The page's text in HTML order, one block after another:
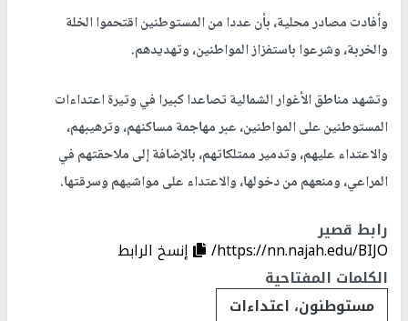
وأفادت مصادر محلية، بأن عددا من المستوطنين اقتحموا الخلة
والخربة، وشرعوا باستفزاز المواطنين، وتهديدهم.
وتشهد مناطق الأغوار الشمالية تصاعدا كبيرا في وتيرة اعتداءات
المستوطنين على المواطنين، عبر مهاجمة مساكنهم، وترهيبهم،
والاعتداء عليهم، وتدمير ممتلكاتهم، بالإضافة إلى ملاحقتهم في
المراعي، ومنعهم من دخولها، والاعتداء على مواشيهم وسرقتها.
رابط قصير
https://nn.najah.edu/BIJO/
إنسخ الرابط
الكلمات المفتاحية
مستوطنون، اعتداءات